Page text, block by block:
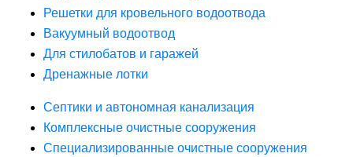
Решетки для кровельного водоотвода
Вакуумный водоотвод
Для стилобатов и гаражей
Дренажные лотки
Септики и автономная канализация
Комплексные очистные сооружения
Специализированные очистные сооружения